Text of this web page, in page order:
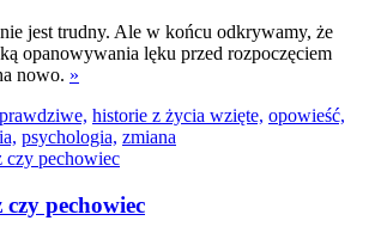
jest trudny. Ale w końcu odkrywamy, że
opanowywania lęku przed rozpoczęciem
nowo. »
historie z życia wzięte, opowieść,
psychologia, zmiana
czy pechowiec